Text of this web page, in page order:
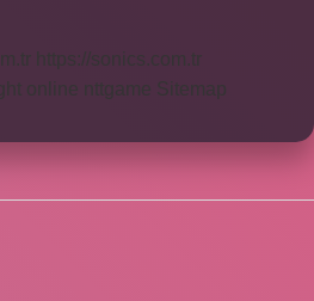
https://sonics.com.tr
online nttgame Sitemap